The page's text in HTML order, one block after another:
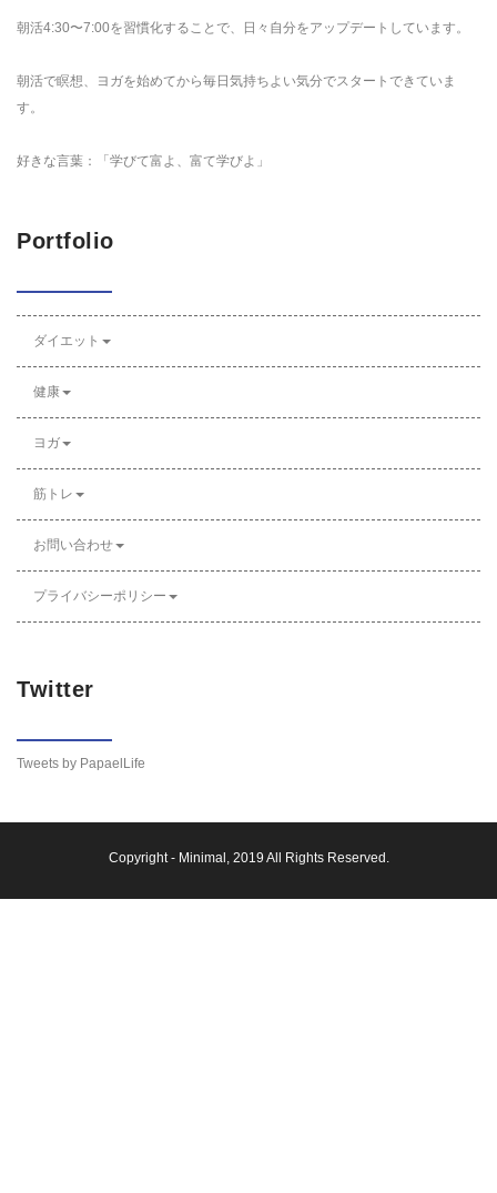
朝活4:30〜7:00を習慣化することで、日々自分をアップデートしています。
朝活で瞑想、ヨガを始めてから毎日気持ちよい気分でスタートできていま
す。
好きな言葉：「学びて富よ、富て学びよ」
Portfolio
ダイエット
健康
ヨガ
筋トレ
お問い合わせ
プライバシーポリシー
Twitter
Tweets by PapaelLife
Copyright - Minimal , 2019 All Rights Reserved.